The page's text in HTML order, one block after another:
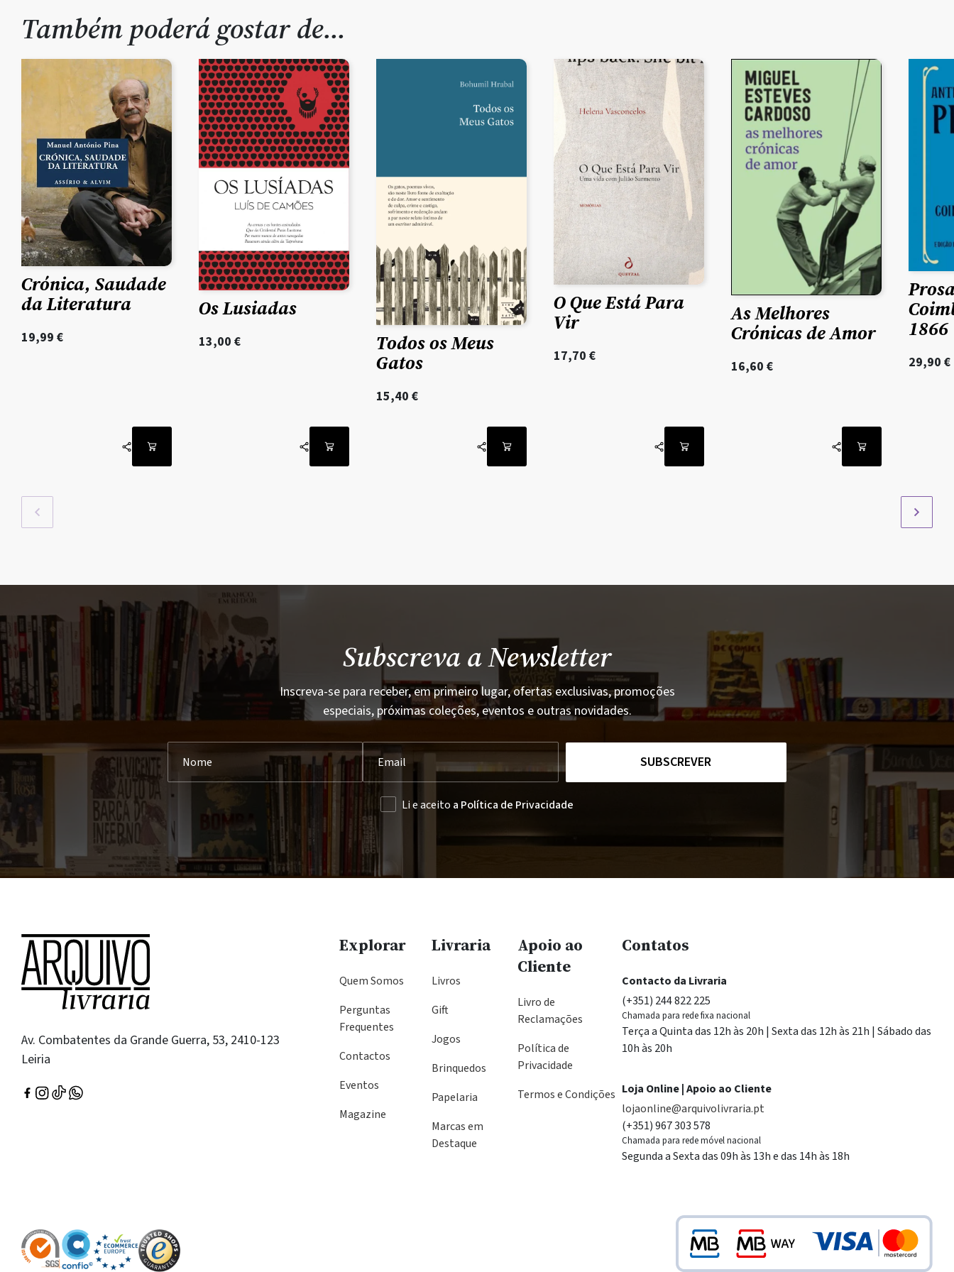
Também poderá gostar de…
Crónica, Saudade
da Literatura
19,99 €
Os Lusiadas
13,00 € Todos os Meus
Gatos
15,40 €
O Que Está Para
Vir
17,70 €
As Melhores
Crónicas de Amor
16,60 €
1866
29,90 €
Subscreva a Newsletter
Inscreva-se para receber, em primeiro lugar, ofertas exclusivas, promoções
especiais, próximas coleções, eventos e outras novidades.
SUBSCREVER
Li e aceito a Política de Privacidade
Av. Combatentes da Grande Guerra, 53, 2410-123
Leiria
Explorar
Quem Somos
Perguntas
Frequentes
Contactos
Eventos
Magazine
Livraria
Livros
Gift
Jogos
Brinquedos
Papelaria
Marcas em
Destaque
Apoio ao
Cliente
Livro de
Reclamações
Política de
Privacidade
Termos e Condições
Contatos
Contacto da Livraria
(+351) 244 822 225
Chamada para rede fixa nacional
Terça a Quinta das 12h às 20h | Sexta das 12h às 21h | Sábado das
10h às 20h
Loja Online | Apoio ao Cliente
lojaonline@arquivolivraria.pt
(+351) 967 303 578
Chamada para rede móvel nacional
Segunda a Sexta das 09h às 13h e das 14h às 18h